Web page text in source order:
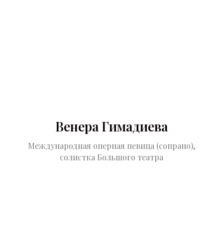
Венера Гимадиева
Международная оперная певица (сопрано),
солистка Большого театра